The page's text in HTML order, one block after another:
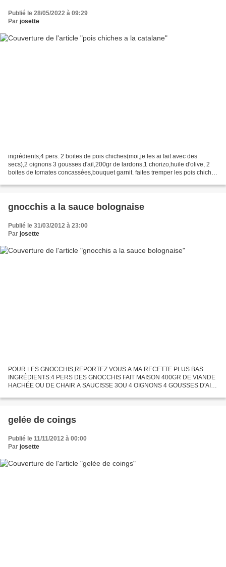
Publié le 28/05/2022 à 09:29
Par josette
ingrédients;4 pers. 2 boites de pois chiches(moi,je les ai fait avec des
secs),2 oignons 3 gousses d'ail,200gr de lardons,1 chorizo,huile d'olive, 2
boites de tomates concassées,bouquet garnit. faites tremper les pois chiches
gnocchis a la sauce bolognaise
Publié le 31/03/2012 à 23:00
Par josette
POUR LES GNOCCHIS,REPORTEZ VOUS A MA RECETTE PLUS BAS.
INGRÉDIENTS:4 PERS DES GNOCCHIS FAIT MAISON 400GR DE VIANDE
HACHÉE OU DE CHAIR A SAUCISSE 3OU 4 OIGNONS 4 GOUSSES D'AIL
CONCENTRE DE...
gelée de coings
Publié le 11/11/2012 à 00:00
Par josette